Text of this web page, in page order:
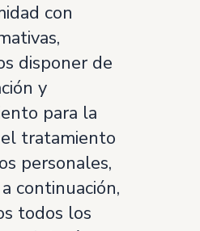
con
disponer de
y
para la
tratamiento
personales,
continuación,
todos los